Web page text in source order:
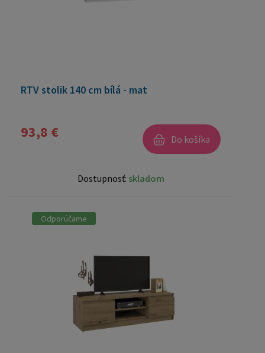
RTV stolik 140 cm bílá - mat
93,8 € Do košíka
Dostupnosť: skladom
Odporúčame